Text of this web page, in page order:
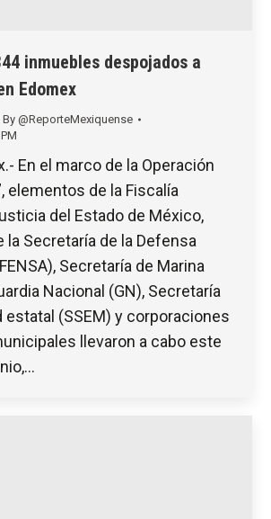
inmuebles despojados a
Edomex
By @ReporteMexiquense
En el marco de la Operación
elementos de la Fiscalía
del Estado de México,
la Secretaría de la Defensa
Secretaría de Marina
Nacional (GN), Secretaría
estatal (SSEM) y corporaciones
llevaron a cabo este